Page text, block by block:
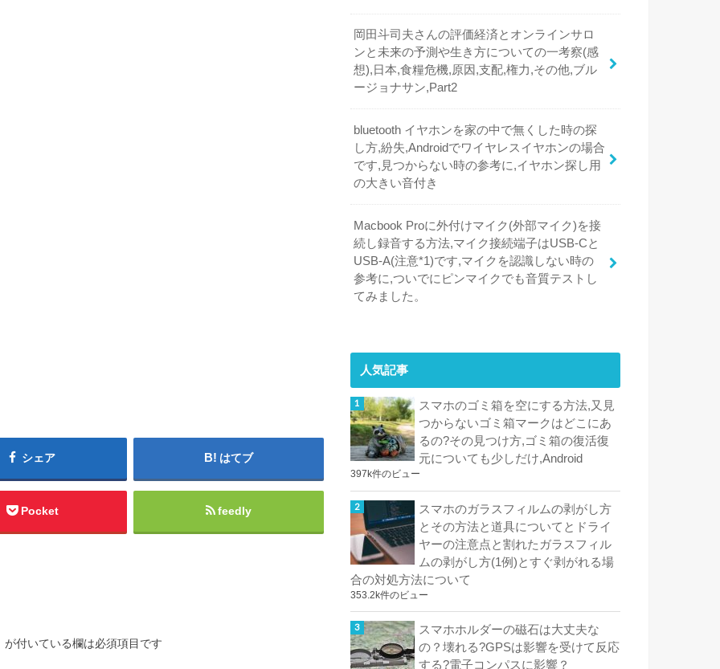
シェア はてブ
Pocket feedly
が付いている欄は必須項目です
岡田斗司夫さんの評価経済とオンラインサロ
ンと未来の予測や生き方についての一考察(感
想),日本,食糧危機,原因,支配,権力,その他,ブル
ージョナサン,Part2
bluetooth イヤホンを家の中で無くした時の探
し方,紛失,Androidでワイヤレスイヤホンの場合
です,見つからない時の参考に,イヤホン探し用
の大きい音付き
Macbook Proに外付けマイク(外部マイク)を接
続し録音する方法,マイク接続端子はUSB-Cと
USB-A(注意*1)です,マイクを認識しない時の
参考に,ついでにピンマイクでも音質テストし
てみました。
人気記事
スマホのゴミ箱を空にする方法,又見
つからないゴミ箱マークはどこにあ
るの?その見つけ方,ゴミ箱の復活復
元についても少しだけ,Android
397k件のビュー
スマホのガラスフィルムの剥がし方
とその方法と道具についてとドライ
ヤーの注意点と割れたガラスフィル
ムの剥がし方(1例)とすぐ剥がれる場
合の対処方法について
353.2k件のビュー
スマホホルダーの磁石は大丈夫な
の？壊れる?GPSは影響を受けて反応
する?電子コンパスに影響？